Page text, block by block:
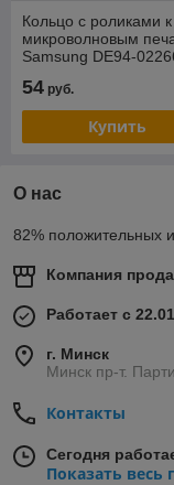
Кольцо с роликами к
микроволновым
Samsung DE94-
54 руб.
Купить
О нас
82% положительных
Компания
Работает с
г. Минск
Минск пр-т.
Контакты
Сегодня
Показать весь